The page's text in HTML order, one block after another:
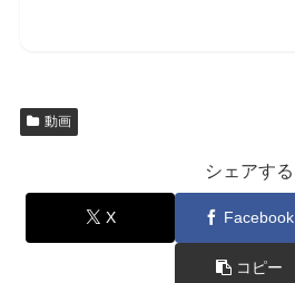
動画
シェアする
X Facebook
コピー